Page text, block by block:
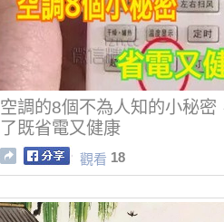
空調的8個不為人知的小秘密
了既省電又健康
觀看 18